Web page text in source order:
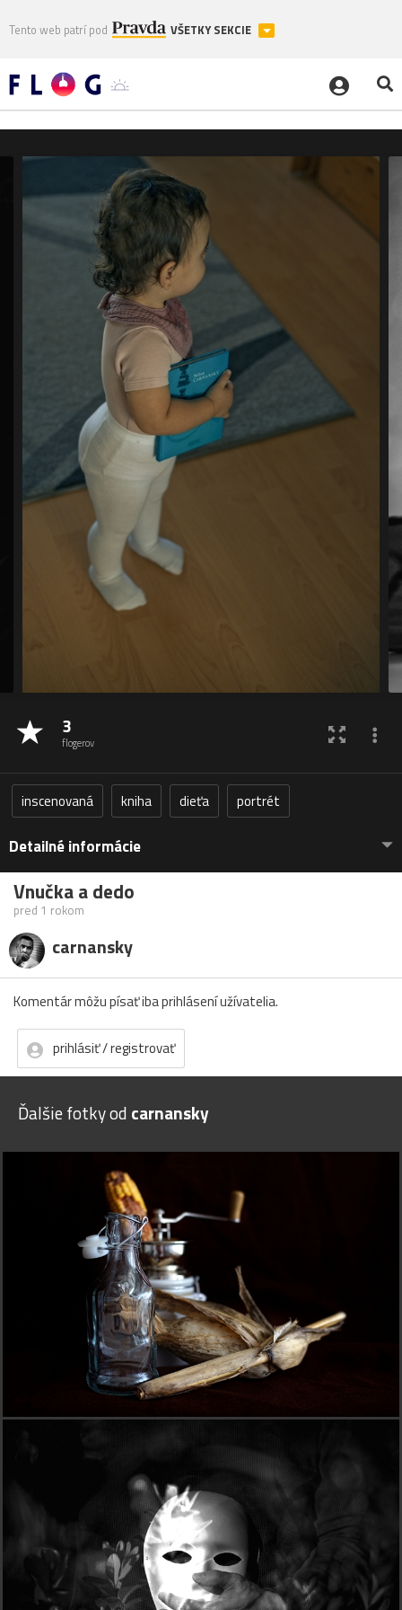
Tento web patrí pod VŠETKY SEKCIE
3
flogerov
inscenovaná kniha dieťa portrét
Detailné informácie
Vnučka a dedo
pred 1 rokom
carnansky
Komentár môžu písať iba prihlásení užívatelia.
prihlásiť / registrovať
Ďalšie fotky od carnansky